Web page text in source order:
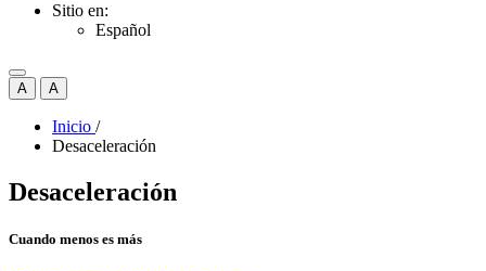
Sitio en:
Español
A A
Inicio /
Desaceleración
Desaceleración
Cuando menos es más